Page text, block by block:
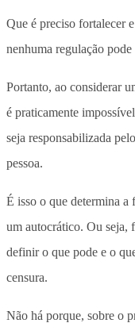
Que é preciso fortalecer
nenhuma regulação
Portanto, ao considerar
é praticamente
seja responsabilizada
pessoa.
É isso o que determina a
um autocrático. Ou seja,
definir o que pode e o
censura.
Não há porque, sobre o